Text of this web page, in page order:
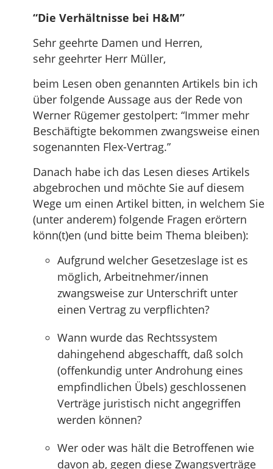
“Die Verhältnisse bei H&M”
Sehr geehrte Damen und Herren,
sehr geehrter Herr Müller,
beim Lesen oben genannten Artikels bin ich
über folgende Aussage aus der Rede von
Werner Rügemer gestolpert: “Immer mehr
Beschäftigte bekommen zwangsweise einen
sogenannten Flex-Vertrag.”
Danach habe ich das Lesen dieses Artikels
abgebrochen und möchte Sie auf diesem
Wege um einen Artikel bitten, in welchem Sie
(unter anderem) folgende Fragen erörtern
könn(t)en (und bitte beim Thema bleiben):
Aufgrund welcher Gesetzeslage ist es
möglich, Arbeitnehmer/innen
zwangsweise zur Unterschrift unter
einen Vertrag zu verpflichten?
Wann wurde das Rechtssystem
dahingehend abgeschafft, daß solch
(offenkundig unter Androhung eines
empfindlichen Übels) geschlossenen
Verträge juristisch nicht angegriffen
werden können?
Wer oder was hält die Betroffenen wie
davon ab, gegen diese Zwangsverträge